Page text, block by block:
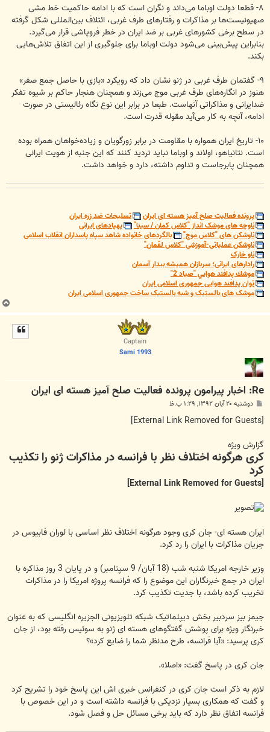
۸- قطعا دولت اوباما می‌داند و نگران است که با ادامه حاکمیت خط مشی
صهیونیست‌ها بر مذاکرات و رفتارهای طرف غربی، ائتلاف بین‌المللی شکل گرفته
در سطح برخی کشورهای غربی بر ضد ایران در خطر فروپاشی قرار می‌گیرد.
بنابراین پیش‌بینی می‌شود دولت اوباما برای جلوگیری از این اتفاق تلاش‌هایی
بکند.
۹- گفتمان طرف غربی در ژنو نشان داد که رویکرد «بازی با حاصل جمع صفر»
هنوز در انگاره‌های طرف غربی موج می‌زند و همچنان هنجار حاکم بر شیوه تفکر
ضدایرانی و مذاکراتی آنهاست. طبعا در برابر این نوع نگاه رئالیستی در صورت
ادامه، آنچه به کار می‌آید مقوله قدرت است.
۱۰- تاریخ ایران همواره با مقاومت در برابر زورگویان و زیاده‌خواهان همراه بوده
است. نتانیاهو، اولاند و اوباما نباید تردید کنند که این جنبه از هویت ایرانی
همچنان پابرجاست و تداوم داشته، دارد و خواهد داشت.
پرونده فعالیت صلح آمیز هسته ای ایران
تسلیحات ضد زره ایران
ناوچه های موشک انداز "کلاس کمان / سینا"
پهپادهای ایرانی
ناوشکن های "کلاس موج"
بالگردهای خانواده شاهد سپاه پاسداران انقلاب اسلامی
ناوشکن عملیاتی-آموزشی "کلاس لقمان"
ناو خارک
رادارهای ایرانی؛ سربازان همیشه بیدار آسمان
موشك پدافند هوايي "صياد 2"
توان پدافند هوایی جمهوری اسلامی ایران
موشک های بالستیک و شبه بالستیک ساخت جمهوری اسلامی ایران
ب
ا
Captain
Sami 1993
Re: اخبار پیرامون پرونده فعالیت صلح آمیز هسته ای ایران
پ
ت
دوشنبه ۲۰ آبان ۱۳۹۲, ۱:۲۹ ب.ظ
گزارش ویژه
کری هرگونه اختلاف نظر با فرانسه در مذاکرات ژنو را تکذیب
کرد
ایران هسته ای- جان کری وجود هرگونه اختلاف نظر اساسی با لوران فابیوس در
جریان مذاکرات با ایران را رد کرد.
وزیر خارجه امریکا شنبه شب (18 آبان/ 9 سپتامبر) و در پایان 3 روز مذاکره با
ایران در جمع خبرنگاران این موضوع را که فرانسه پروژه امریکا را در مذاکرات
تخریب کرده باشد، با جدیت تکذیب کرد.
جیمز بیز سردبیر بخش دیپلماتیک شبکه تلویزیونی الجزیره انگلیسی که به عنوان
خبرنگار ویژه برای پوشش گفتگوهای هسته ای ژنو به سوئیس رفته بود، از جان
کری پرسید: «آیا فرانسه، طرح مدنظر شما را ضایع کرد»؟
جان کری در پاسخ گفت: «اصلا».
لازم به ذکر است جان کری در کنفرانس خبری اش این پاسخ خود را تشریح کرد
و گفت که همکاری بسیار نزدیکی با فرانسه داشته است و در این خصوص با
فرانسه اتفاق نظر دارد که باید برخی مسائل حل و فصل شود.